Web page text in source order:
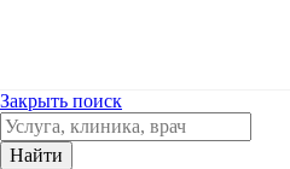
Закрыть поиск
Найти